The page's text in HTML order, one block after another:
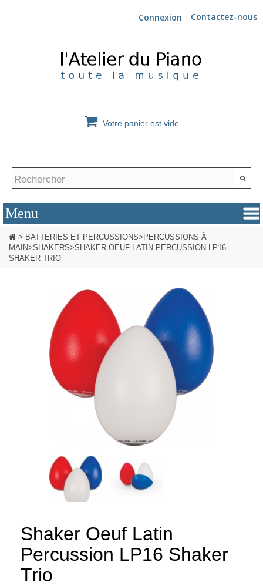
Contactez-nous
Connexion
Votre panier est vide
> BATTERIES ET PERCUSSIONS> PERCUSSIONS À
MAIN>SHAKERS>SHAKER OEUF LATIN PERCUSSION LP16
SHAKER TRIO
Shaker Oeuf Latin
Percussion LP16 Shaker
Trio